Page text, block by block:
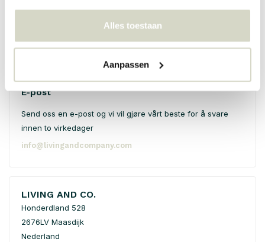
Alles toestaan
Aanpassen
telefonisk kontakt
Åpent mandag til fredag ​​fra 09:00 til 17:00
E-post
Send oss ​​en e-post og vi vil gjøre vårt beste for å svare
innen to virkedager
info@livingandcompany.com
LIVING AND CO.
Honderdland 528
2676LV Maasdijk
Nederland